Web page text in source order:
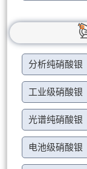
分析纯硝酸银
工业级硝酸银
光谱纯硝酸银
电池级硝酸银